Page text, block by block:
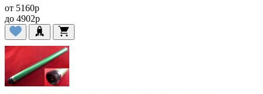
от 5160p
до 4902p